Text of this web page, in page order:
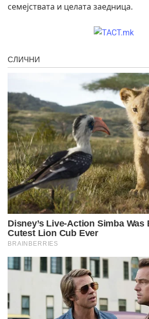
семејствата и целата заедница.